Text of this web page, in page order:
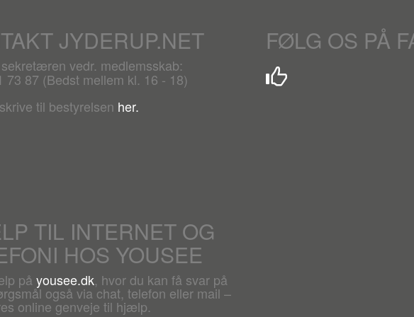
JYDERUP.NET
vedr. medlemsskab:
73 87 (Bedst mellem kl. 16 - 18)
til bestyrelsen her.
FØLG OS PÅ
TIL INTERNET OG
HOS YOUSEE
på yousee.dk, hvor du kan få svar på
også via chat, telefon eller mail –
online genveje til hjælp.